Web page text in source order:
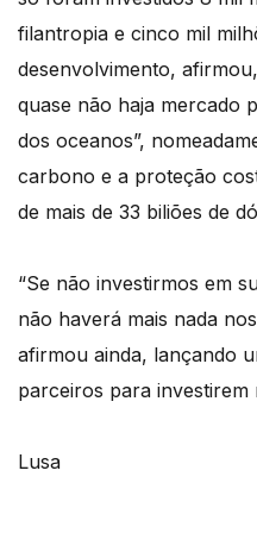
filantropia e cinco mil
desenvolvimento,
quase não haja mercado
dos oceanos”,
carbono e a proteção
de mais de 33 biliões de
“Se não investirmos em
não haverá mais nada
afirmou ainda, lançando
parceiros para investirem
Lusa